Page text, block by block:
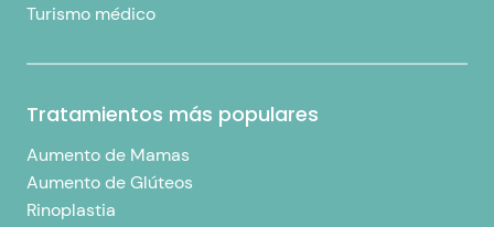
Turismo médico
Tratamientos más populares
Aumento de Mamas
Aumento de Glúteos
Rinoplastia